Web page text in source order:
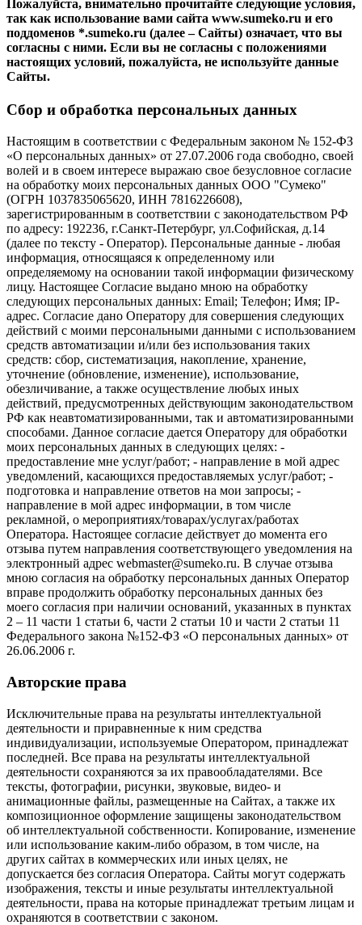
Пожалуйста, внимательно прочитайте следующие условия,
так как использование вами сайта www.sumeko.ru и его
поддоменов *.sumeko.ru (далее – Сайты) означает, что вы
согласны с ними. Если вы не согласны с положениями
настоящих условий, пожалуйста, не используйте данные
Сайты.
Сбор и обработка персональных данных
Настоящим в соответствии с Федеральным законом № 152-ФЗ
«О персональных данных» от 27.07.2006 года свободно, своей
волей и в своем интересе выражаю свое безусловное согласие
на обработку моих персональных данных ООО "Сумеко"
(ОГРН 1037835065620, ИНН 7816226608),
зарегистрированным в соответствии с законодательством РФ
по адресу: 192236, г.Санкт-Петербург, ул.Софийская, д.14
(далее по тексту - Оператор). Персональные данные - любая
информация, относящаяся к определенному или
определяемому на основании такой информации физическому
лицу. Настоящее Согласие выдано мною на обработку
следующих персональных данных: Email; Телефон; Имя; IP-
адрес. Согласие дано Оператору для совершения следующих
действий с моими персональными данными с использованием
средств автоматизации и/или без использования таких
средств: сбор, систематизация, накопление, хранение,
уточнение (обновление, изменение), использование,
обезличивание, а также осуществление любых иных
действий, предусмотренных действующим законодательством
РФ как неавтоматизированными, так и автоматизированными
способами. Данное согласие дается Оператору для обработки
моих персональных данных в следующих целях: -
предоставление мне услуг/работ; - направление в мой адрес
уведомлений, касающихся предоставляемых услуг/работ; -
подготовка и направление ответов на мои запросы; -
направление в мой адрес информации, в том числе
рекламной, о мероприятиях/товарах/услугах/работах
Оператора. Настоящее согласие действует до момента его
отзыва путем направления соответствующего уведомления на
электронный адрес webmaster@sumeko.ru. В случае отзыва
мною согласия на обработку персональных данных Оператор
вправе продолжить обработку персональных данных без
моего согласия при наличии оснований, указанных в пунктах
2 – 11 части 1 статьи 6, части 2 статьи 10 и части 2 статьи 11
Федерального закона №152-ФЗ «О персональных данных» от
26.06.2006 г.
Авторские права
Исключительные права на результаты интеллектуальной
деятельности и приравненные к ним средства
индивидуализации, используемые Оператором, принадлежат
последней. Все права на результаты интеллектуальной
деятельности сохраняются за их правообладателями. Все
тексты, фотографии, рисунки, звуковые, видео- и
анимационные файлы, размещенные на Сайтах, а также их
композиционное оформление защищены законодательством
об интеллектуальной собственности. Копирование, изменение
или использование каким-либо образом, в том числе, на
других сайтах в коммерческих или иных целях, не
допускается без согласия Оператора. Сайты могут содержать
изображения, тексты и иные результаты интеллектуальной
деятельности, права на которые принадлежат третьим лицам и
охраняются в соответствии с законом.